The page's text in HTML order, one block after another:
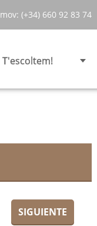
mov: (+34) 660 92 83 74
T'escoltem!
SIGUIENTE